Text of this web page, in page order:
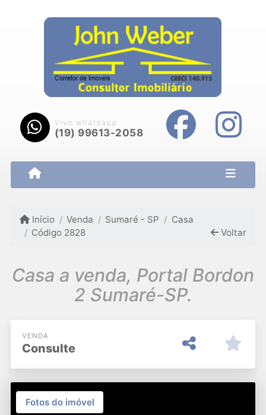
Vivo whatsapp
(19) 99613-2058
Início Venda Sumaré - SP
Casa
Código 2828
Voltar
Casa a venda, Portal Bordon
2 Sumaré-SP.
VENDA
Consulte
Fotos do imóvel